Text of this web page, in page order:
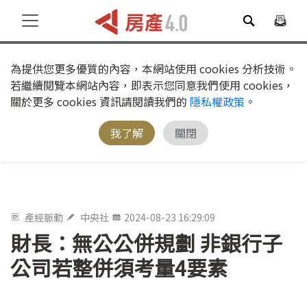
為提供您更多優質的內容，本網站使用 cookies 分析技術。
若繼續閱覽本網站內容，即表示您同意我們使用 cookies，
關於更多 cookies 資訊請閱讀我們的 隱私權政策 。
我了解
關閉
產經脈動 中央社 2024-08-23 16:29:09
財長：無公公併規劃 非銀行子
公司若整併須考量4要素